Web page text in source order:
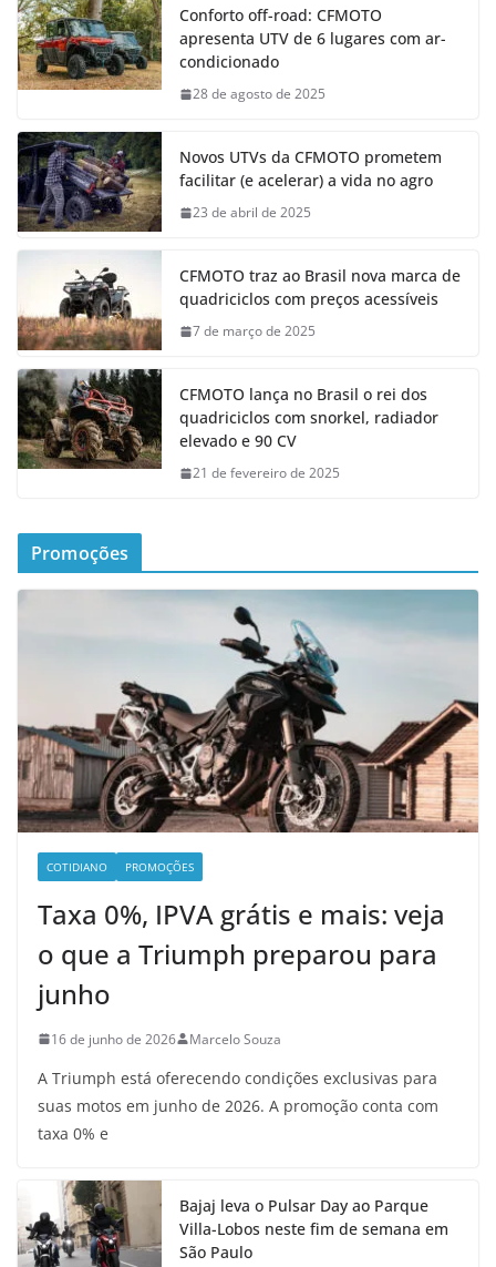
Conforto off-road: CFMOTO
apresenta UTV de 6 lugares com ar-
condicionado
28 de agosto de 2025
Novos UTVs da CFMOTO prometem
facilitar (e acelerar) a vida no agro
23 de abril de 2025
CFMOTO traz ao Brasil nova marca de
quadriciclos com preços acessíveis
7 de março de 2025
CFMOTO lança no Brasil o rei dos
quadriciclos com snorkel, radiador
elevado e 90 CV
21 de fevereiro de 2025
Promoções
COTIDIANO PROMOÇÕES
Taxa 0%, IPVA grátis e mais: veja
o que a Triumph preparou para
junho
16 de junho de 2026 Marcelo Souza
A Triumph está oferecendo condições exclusivas para
suas motos em junho de 2026. A promoção conta com
taxa 0% e
Bajaj leva o Pulsar Day ao Parque
Villa-Lobos neste fim de semana em
São Paulo